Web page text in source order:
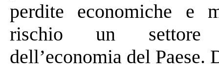
perdite economiche e
rischio un settore
dell’economia del Paese.